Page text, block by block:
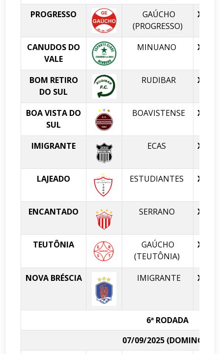
PROGRESSO
GAÚCHO
(PROGRESSO)
X
CANUDOS DO
VALE
MINUANO X
BOM RETIRO
DO SUL
RUDIBAR X
BOA VISTA DO
SUL
BOAVISTENSE X
IMIGRANTE ECAS X
LAJEADO ESTUDIANTES X
ENCANTADO SERRANO X
TEUTÔNIA
GAÚCHO
(TEUTÔNIA)
X
NOVA BRÉSCIA IMIGRANTE X
6ª RODADA
07/09/2025 (DOMINGO)